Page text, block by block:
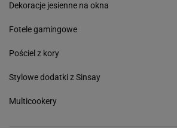
Dekoracje jesienne na okna
Fotele gamingowe
Pościel z kory
Stylowe dodatki z Sinsay
Multicookery